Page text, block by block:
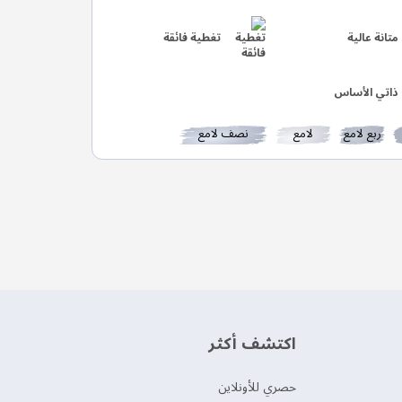
متانة عالية تغطية فائقة
ذاتي الأساس
ربع لامع لامع نصف لامع
اكتشف أكثر
حصري للأونلاين